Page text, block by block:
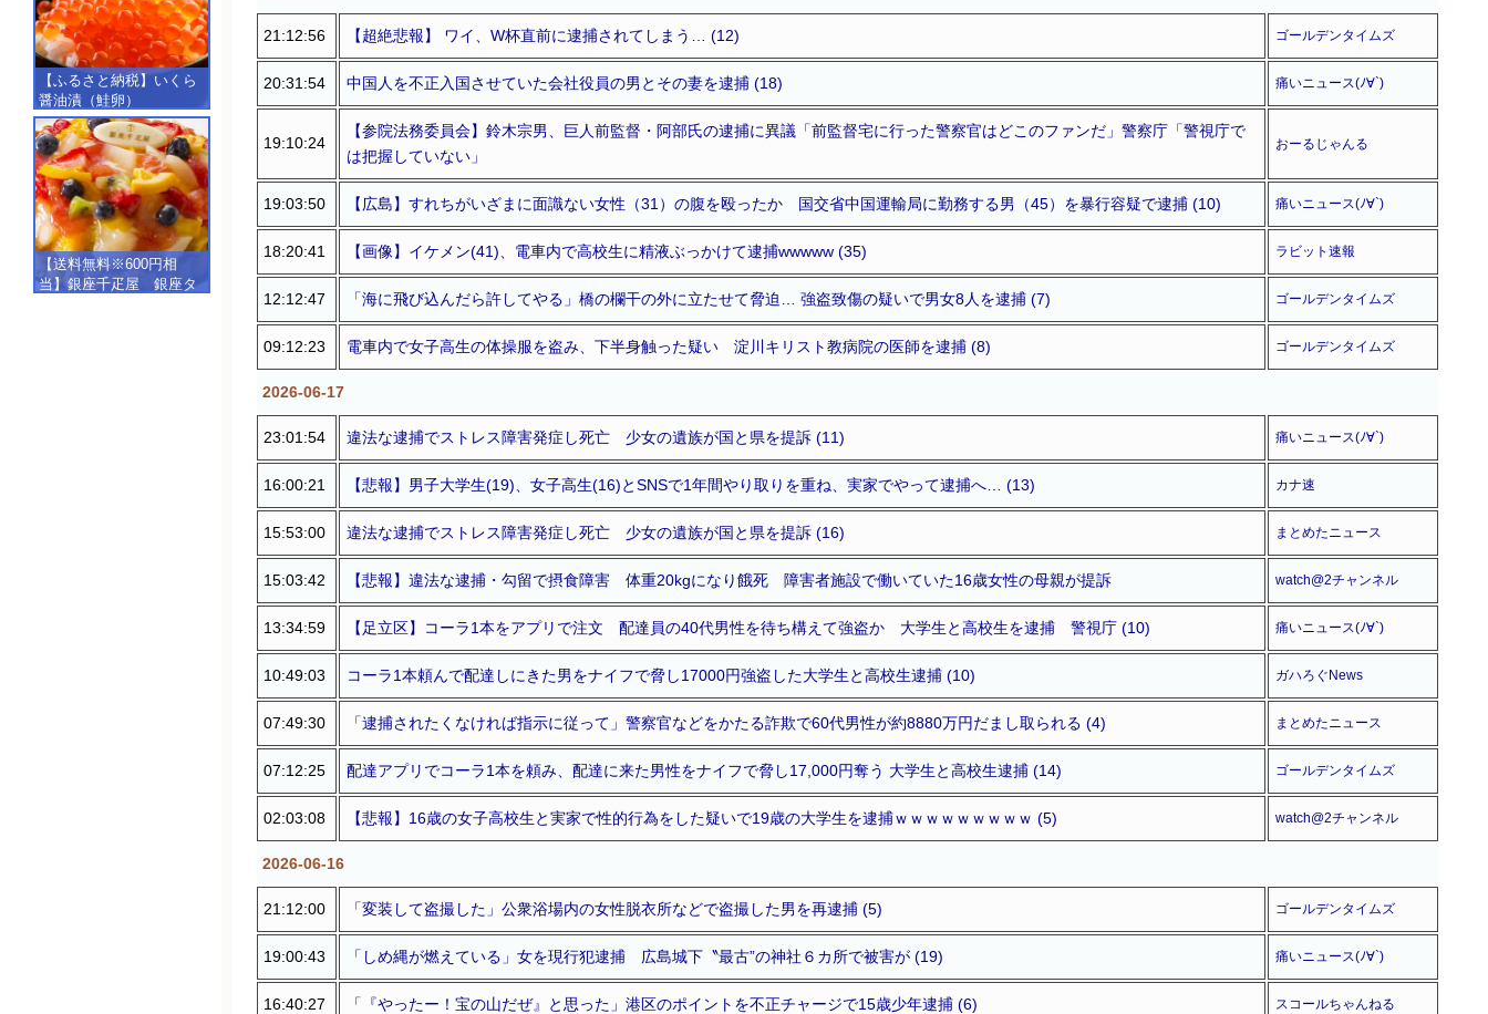
【ふるさと納税】いくら
醤油漬（鮭卵）
【500g（250g×2）】
【送料無料※600円相
当】銀座千疋屋 銀座タ
21:12:56 【超絶悲報】 ワイ、W杯直前に逮捕されてしまう… (12) ゴールデンタイムズ
20:31:54 中国人を不正入国させていた会社役員の男とその妻を逮捕 (18) 痛いニュース(ﾉ∀`)
19:10:24
【参院法務委員会】鈴木宗男、巨人前監督・阿部氏の逮捕に異議「前監督宅に行った警察官はどこのファンだ」警察庁「警視庁で
は把握していない」
おーるじゃんる
19:03:50 【広島】すれちがいざまに面識ない女性（31）の腹を殴ったか 国交省中国運輸局に勤務する男（45）を暴行容疑で逮捕 (10) 痛いニュース(ﾉ∀`)
18:20:41 【画像】イケメン(41)、電車内で高校生に精液ぶっかけて逮捕wwwww (35) ラビット速報
12:12:47 「海に飛び込んだら許してやる」橋の欄干の外に立たせて脅迫… 強盗致傷の疑いで男女8人を逮捕 (7) ゴールデンタイムズ
09:12:23 電車内で女子高生の体操服を盗み、下半身触った疑い 淀川キリスト教病院の医師を逮捕 (8) ゴールデンタイムズ
2026-06-17
23:01:54 違法な逮捕でストレス障害発症し死亡 少女の遺族が国と県を提訴 (11) 痛いニュース(ﾉ∀`)
16:00:21 【悲報】男子大学生(19)、女子高生(16)とSNSで1年間やり取りを重ね、実家でやって逮捕へ… (13) カナ速
15:53:00 違法な逮捕でストレス障害発症し死亡 少女の遺族が国と県を提訴 (16) まとめたニュース
15:03:42 【悲報】違法な逮捕・勾留で摂食障害 体重20kgになり餓死 障害者施設で働いていた16歳女性の母親が提訴 watch@2チャンネル
13:34:59 【足立区】コーラ1本をアプリで注文 配達員の40代男性を待ち構えて強盗か 大学生と高校生を逮捕 警視庁 (10) 痛いニュース(ﾉ∀`)
10:49:03 コーラ1本頼んで配達しにきた男をナイフで脅し17000円強盗した大学生と高校生逮捕 (10) ガハろぐNews
07:49:30 「逮捕されたくなければ指示に従って」警察官などをかたる詐欺で60代男性が約8880万円だまし取られる (4) まとめたニュース
07:12:25 配達アプリでコーラ1本を頼み、配達に来た男性をナイフで脅し17,000円奪う 大学生と高校生逮捕 (14) ゴールデンタイムズ
02:03:08 【悲報】16歳の女子高校生と実家で性的行為をした疑いで19歳の大学生を逮捕ｗｗｗｗｗｗｗｗｗ (5) watch@2チャンネル
2026-06-16
21:12:00 「変装して盗撮した」公衆浴場内の女性脱衣所などで盗撮した男を再逮捕 (5) ゴールデンタイムズ
19:00:43 「しめ縄が燃えている」女を現行犯逮捕 広島城下〝最古”の神社６カ所で被害が (19) 痛いニュース(ﾉ∀`)
16:40:27 「『やったー！宝の山だぜ』と思った」港区のポイントを不正チャージで15歳少年逮捕 (6) スコールちゃんねる